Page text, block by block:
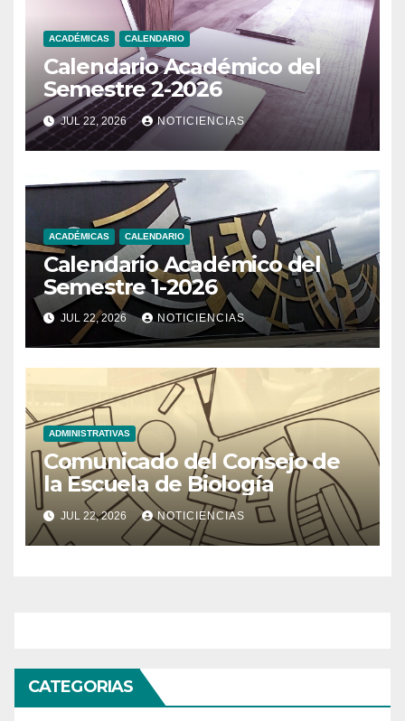
ACADÉMICAS CALENDARIO
Calendario Académico del
Semestre 2-2026
JUL 22, 2026 NOTICIENCIAS
ACADÉMICAS CALENDARIO
Calendario Académico del
Semestre 1-2026
JUL 22, 2026 NOTICIENCIAS
ADMINISTRATIVAS
Comunicado del Consejo de
la Escuela de Biología
JUL 22, 2026 NOTICIENCIAS
CATEGORIAS